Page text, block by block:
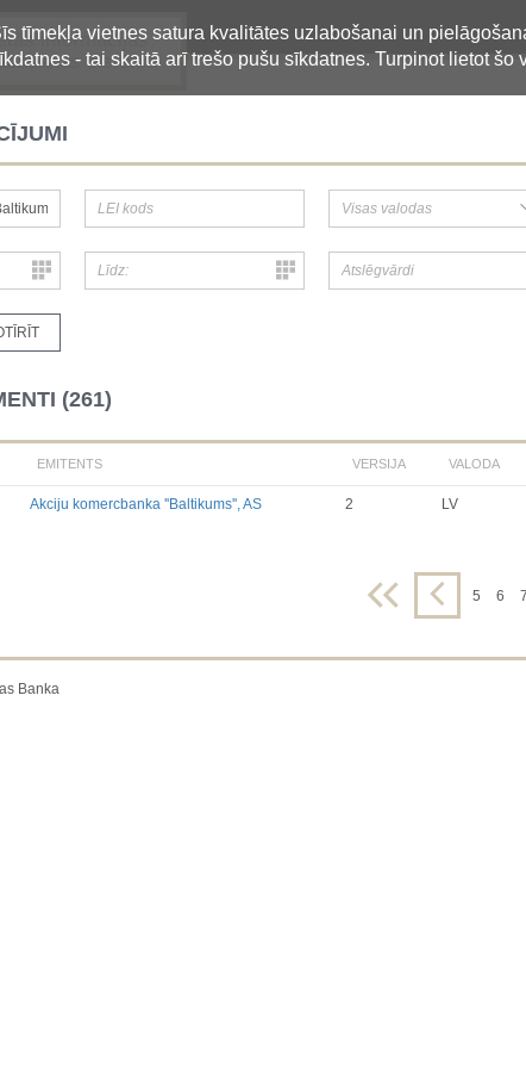
tīmekļa vietnes satura kvalitātes uzlabošanai un
- tai skaitā arī trešo pušu sīkdatnes. Turpinot lietot
informācijas
sistēma
(261)
EMITENTS VERSIJA VALODA
Akciju komercbanka ''Baltikums'', AS 2 LV
5 6 7
Banka